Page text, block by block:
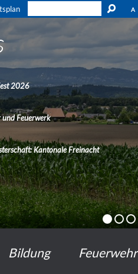
A
2026
und Feuerwerk
Kantonale Freinacht
Bildung Feuerwehr